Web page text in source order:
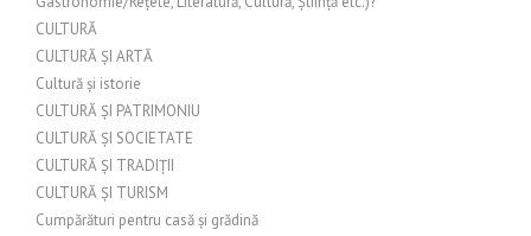
CULTURĂ
CULTURĂ ȘI ARTĂ
Cultură și istorie
CULTURĂ ȘI PATRIMONIU
CULTURĂ ȘI SOCIETATE
CULTURĂ ȘI TRADIȚII
CULTURĂ ȘI TURISM
Cumpărături pentru casă și grădină